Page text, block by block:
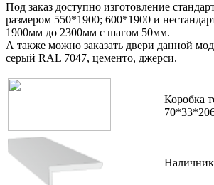
Под заказ доступно изготовление
размером 550*1900; 600*1900 и
1900мм до 2300мм с шагом 50мм.
А также можно заказать двери данной
серый RAL 7047, цементо, джерси.
Коробка